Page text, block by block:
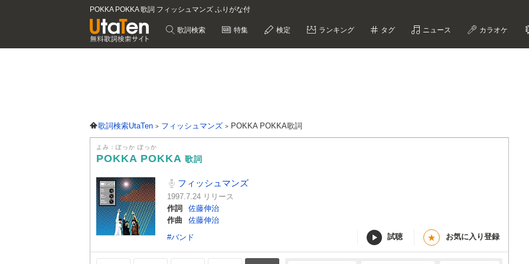
POKKA POKKA 歌詞 フィッシュマンズ ふりがな付
歌詞検索 特集 検定 ランキング タグ ニュース カラオケ
歌詞検索UtaTen フィッシュマンズ POKKA POKKA歌詞
よみ：ぽっか ぽっか
POKKA POKKA 歌詞
フィッシュマンズ
1997.7.24 リリース
作詞
佐藤伸治
作曲
佐藤伸治
#バンド
試聴 ★ お気に入り登録